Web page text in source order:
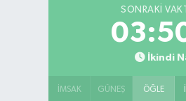
SONRAKI
İkindi
İMSAK GÜNEŞ ÖĞLE